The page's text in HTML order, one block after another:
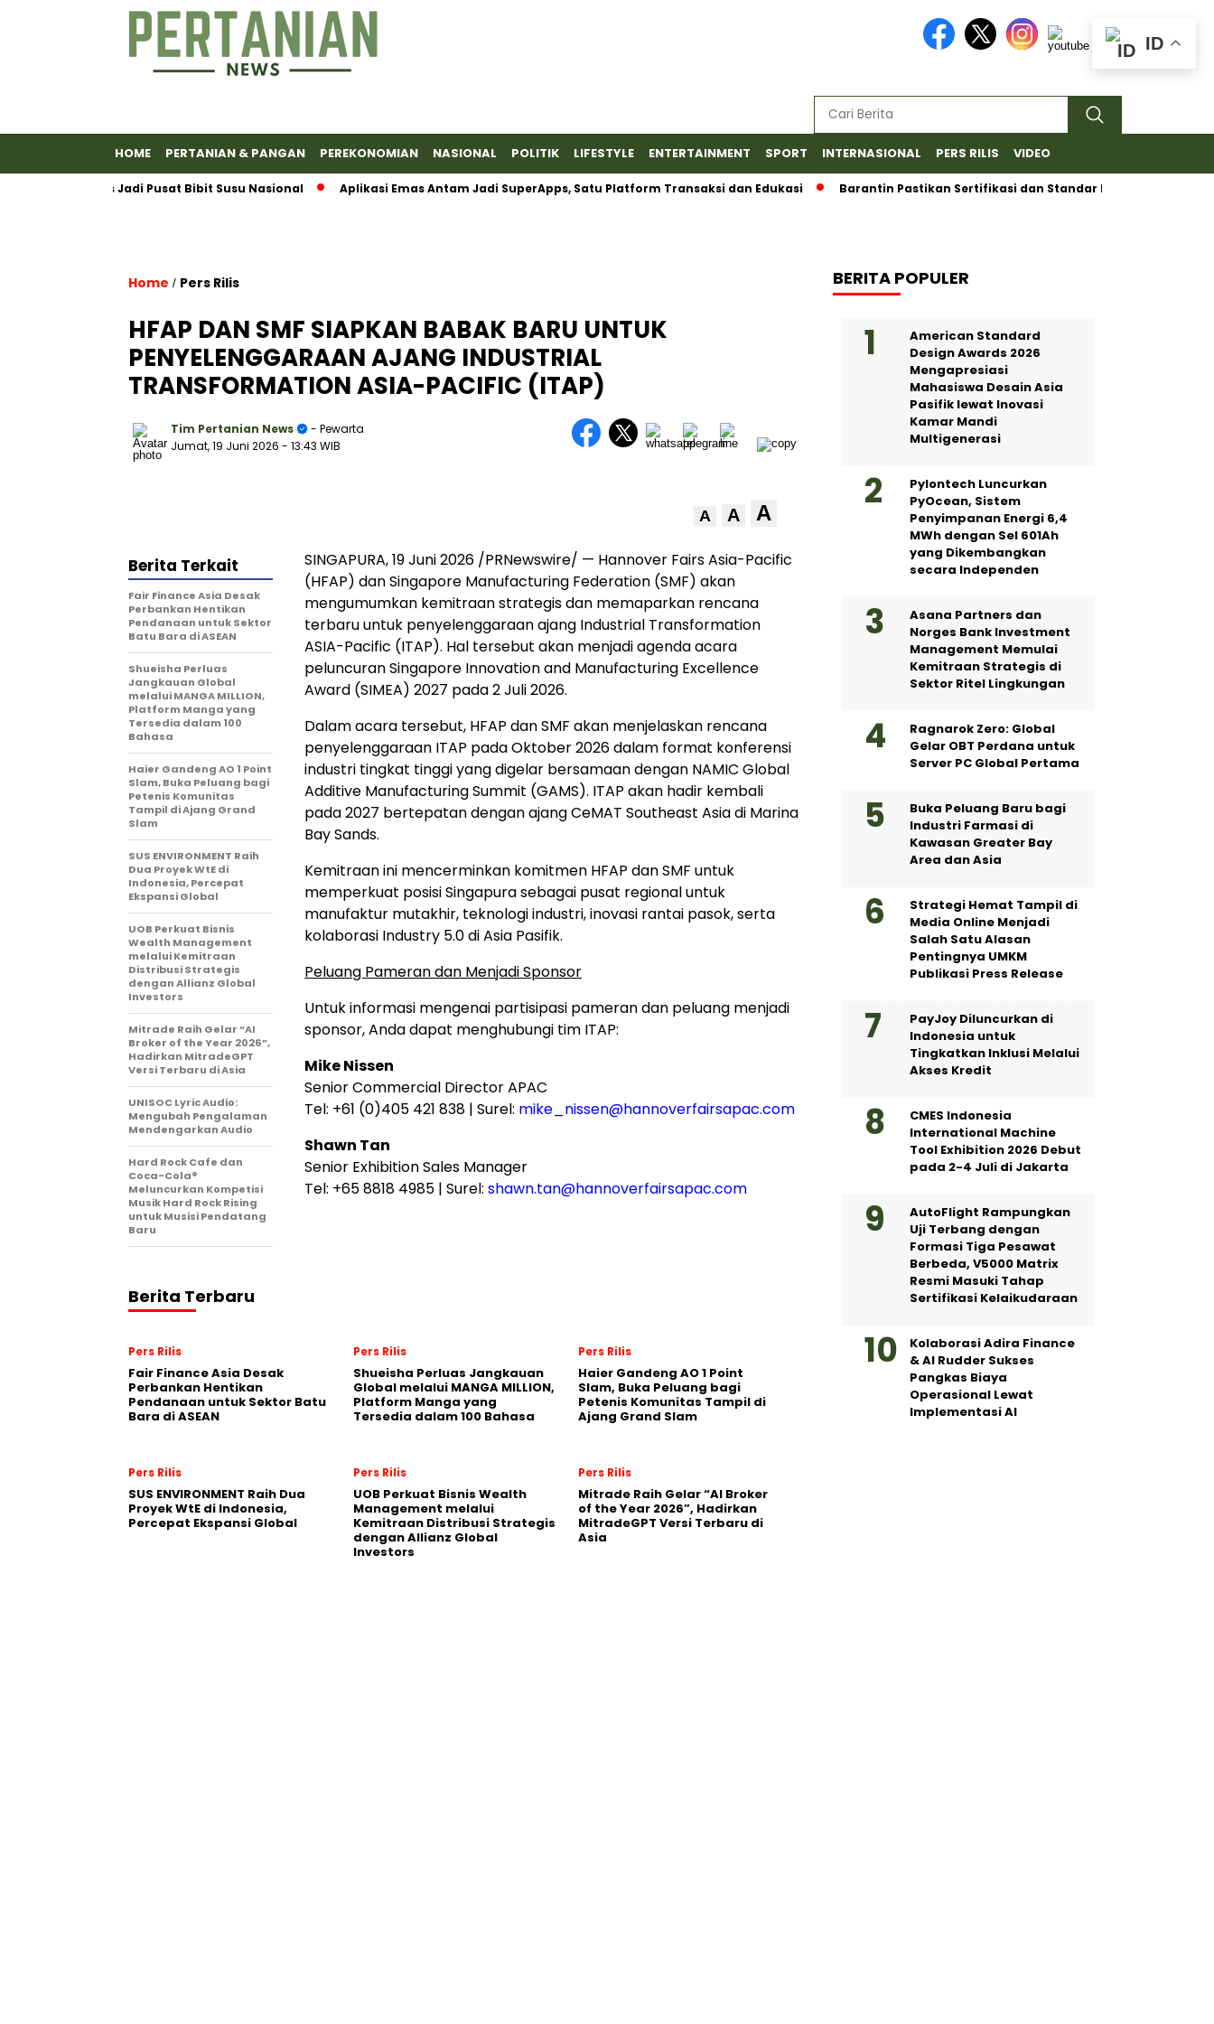
HOME PERTANIAN & PANGAN PEREKONOMIAN NASIONAL POLITIK LIFESTYLE ENTERTAINMENT SPORT INTERNASIONAL PERS RILIS VIDEO
Banyumas Jadi Pusat Bibit Susu Nasional Aplikasi Emas Antam Jadi SuperApps, Satu Platform Transaksi dan Edukasi Barantin Pastikan Sertifikasi dan Standar Ketat untuk Ekspor
Home / Pers Rilis
HFAP DAN SMF SIAPKAN BABAK BARU UNTUK
PENYELENGGARAAN AJANG INDUSTRIAL
TRANSFORMATION ASIA-PACIFIC (ITAP)
Tim Pertanian News
- Pewarta
Jumat, 19 Juni 2026 - 13:43 WIB
A A A
SINGAPURA, 19 Juni 2026 /PRNewswire/ — Hannover Fairs Asia-Pacific
(HFAP) dan Singapore Manufacturing Federation (SMF) akan
mengumumkan kemitraan strategis dan memaparkan rencana
terbaru untuk penyelenggaraan ajang Industrial Transformation
ASIA-Pacific (ITAP). Hal tersebut akan menjadi agenda acara
peluncuran Singapore Innovation and Manufacturing Excellence
Award (SIMEA) 2027 pada 2 Juli 2026.
Dalam acara tersebut, HFAP dan SMF akan menjelaskan rencana
penyelenggaraan ITAP pada Oktober 2026 dalam format konferensi
industri tingkat tinggi yang digelar bersamaan dengan NAMIC Global
Additive Manufacturing Summit (GAMS). ITAP akan hadir kembali
pada 2027 bertepatan dengan ajang CeMAT Southeast Asia di Marina
Bay Sands.
Kemitraan ini mencerminkan komitmen HFAP dan SMF untuk
memperkuat posisi Singapura sebagai pusat regional untuk
manufaktur mutakhir, teknologi industri, inovasi rantai pasok, serta
kolaborasi Industry 5.0 di Asia Pasifik.
Peluang Pameran dan Menjadi Sponsor
Untuk informasi mengenai partisipasi pameran dan peluang menjadi
sponsor, Anda dapat menghubungi tim ITAP:
Mike Nissen
Senior Commercial Director APAC
Tel: +61 (0)405 421 838 | Surel: mike_nissen@hannoverfairsapac.com
Shawn Tan
Senior Exhibition Sales Manager
Tel: +65 8818 4985 | Surel: shawn.tan@hannoverfairsapac.com
Berita Terkait
Fair Finance Asia Desak
Perbankan Hentikan
Pendanaan untuk Sektor
Batu Bara di ASEAN
Shueisha Perluas
Jangkauan Global
melalui MANGA MILLION,
Platform Manga yang
Tersedia dalam 100
Bahasa
Haier Gandeng AO 1 Point
Slam, Buka Peluang bagi
Petenis Komunitas
Tampil di Ajang Grand
Slam
SUS ENVIRONMENT Raih
Dua Proyek WtE di
Indonesia, Percepat
Ekspansi Global
UOB Perkuat Bisnis
Wealth Management
melalui Kemitraan
Distribusi Strategis
dengan Allianz Global
Investors
Mitrade Raih Gelar “AI
Broker of the Year 2026”,
Hadirkan MitradeGPT
Versi Terbaru di Asia
UNISOC Lyric Audio:
Mengubah Pengalaman
Mendengarkan Audio
Hard Rock Cafe dan
Coca-Cola®
Meluncurkan Kompetisi
Musik Hard Rock Rising
untuk Musisi Pendatang
Baru
Berita Terbaru
Pers Rilis
Fair Finance Asia Desak
Perbankan Hentikan
Pendanaan untuk Sektor Batu
Bara di ASEAN
Pers Rilis
Shueisha Perluas Jangkauan
Global melalui MANGA MILLION,
Platform Manga yang
Tersedia dalam 100 Bahasa
Pers Rilis
Haier Gandeng AO 1 Point
Slam, Buka Peluang bagi
Petenis Komunitas Tampil di
Ajang Grand Slam
Pers Rilis
SUS ENVIRONMENT Raih Dua
Proyek WtE di Indonesia,
Percepat Ekspansi Global
Pers Rilis
UOB Perkuat Bisnis Wealth
Management melalui
Kemitraan Distribusi Strategis
dengan Allianz Global
Investors
Pers Rilis
Mitrade Raih Gelar “AI Broker
of the Year 2026”, Hadirkan
MitradeGPT Versi Terbaru di
Asia
BERITA POPULER
American Standard
Design Awards 2026
Mengapresiasi
Mahasiswa Desain Asia
Pasifik lewat Inovasi
Kamar Mandi
Multigenerasi
Pylontech Luncurkan
PyOcean, Sistem
Penyimpanan Energi 6,4
MWh dengan Sel 601Ah
yang Dikembangkan
secara Independen
Asana Partners dan
Norges Bank Investment
Management Memulai
Kemitraan Strategis di
Sektor Ritel Lingkungan
Ragnarok Zero: Global
Gelar OBT Perdana untuk
Server PC Global Pertama
Buka Peluang Baru bagi
Industri Farmasi di
Kawasan Greater Bay
Area dan Asia
Strategi Hemat Tampil di
Media Online Menjadi
Salah Satu Alasan
Pentingnya UMKM
Publikasi Press Release
PayJoy Diluncurkan di
Indonesia untuk
Tingkatkan Inklusi Melalui
Akses Kredit
CMES Indonesia
International Machine
Tool Exhibition 2026 Debut
pada 2-4 Juli di Jakarta
AutoFlight Rampungkan
Uji Terbang dengan
Formasi Tiga Pesawat
Berbeda, V5000 Matrix
Resmi Masuki Tahap
Sertifikasi Kelaikudaraan
Kolaborasi Adira Finance
& AI Rudder Sukses
Pangkas Biaya
Operasional Lewat
Implementasi AI
ID